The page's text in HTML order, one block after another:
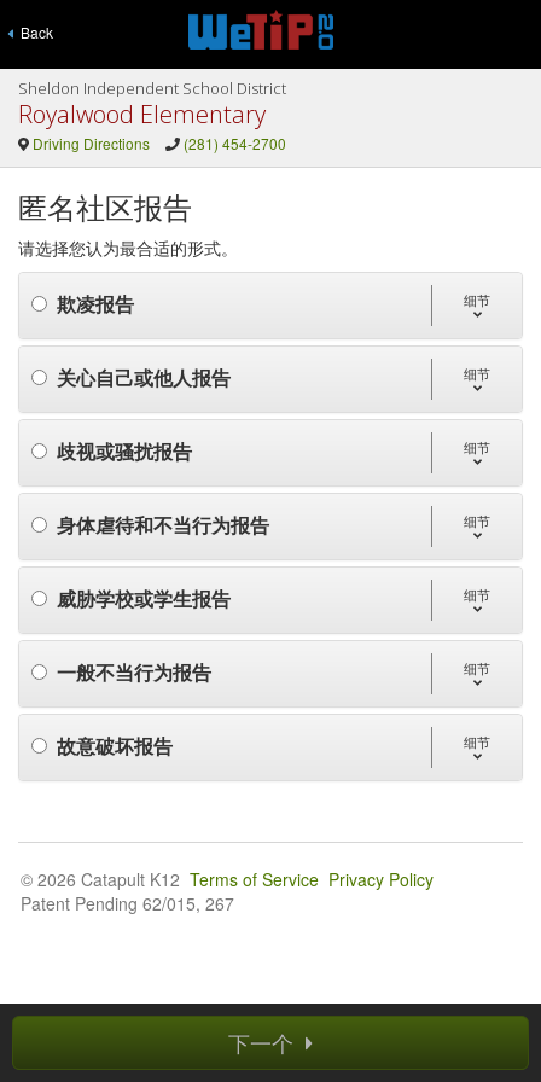
Back
Sheldon Independent School District
Royalwood Elementary
Driving Directions (281) 454-2700
匿名社区报告
请选择您认为最合适的形式。
欺凌报告 细节
关心自己或他人报告 细节
歧视或骚扰报告 细节
身体虐待和不当行为报告 细节
威胁学校或学生报告 细节
一般不当行为报告 细节
故意破坏报告 细节
下一个
© 2026 Catapult K12 Terms of Service Privacy Policy
Patent Pending 62/015, 267